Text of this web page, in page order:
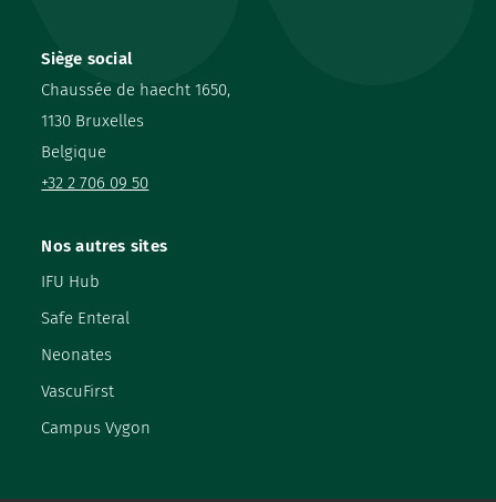
Siège social
Chaussée de haecht 1650,
1130 Bruxelles
Belgique
+32 2 706 09 50
Nos autres sites
IFU Hub
Safe Enteral
Neonates
VascuFirst
Campus Vygon